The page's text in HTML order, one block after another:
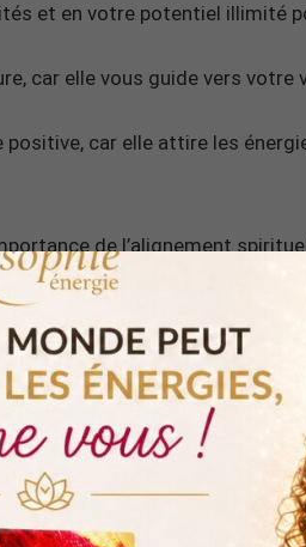
et en votre potentiel illimité
car elle vous guide vers votre
car elle attire les
de l’alignement
votre chemin avec
Embrassez cette
vous ouvir à l’abondance dans
prise offerte